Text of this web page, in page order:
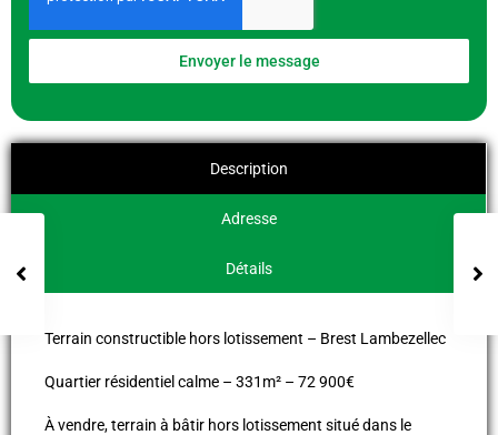
Envoyer le message
Description
Adresse
Détails
Terrain constructible hors lotissement – Brest Lambezellec
Quartier résidentiel calme – 331m² – 72 900€
À vendre, terrain à bâtir hors lotissement situé dans le